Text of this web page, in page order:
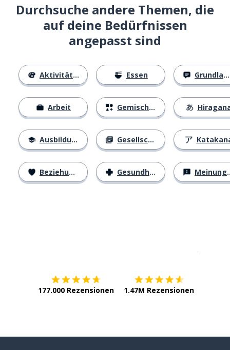
Durchsuche andere Themen, die
auf deine Bedürfnissen
angepasst sind
Aktivitäten
Arbeit
Ausbildung
Beziehungen
Essen
Gemischtes
Gesellschaft
Gesundheit
Grundlagen
Meinungen
177.000 Rezensionen 1.47M Rezensionen